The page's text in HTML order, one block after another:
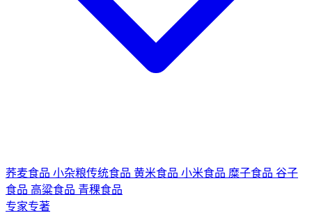
荞麦食品 小杂粮传统食品 黄米食品 小米食品 糜子食品 谷子
食品 高粱食品 青稞食品
专家专著